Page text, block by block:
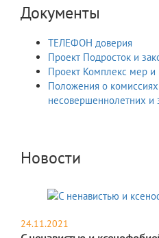
Документы
ТЕЛЕФОН доверия
Проект Подросток и
Проект Комплекс мер и
Положения о
несовершеннолетних и
Новости
24.11.2021